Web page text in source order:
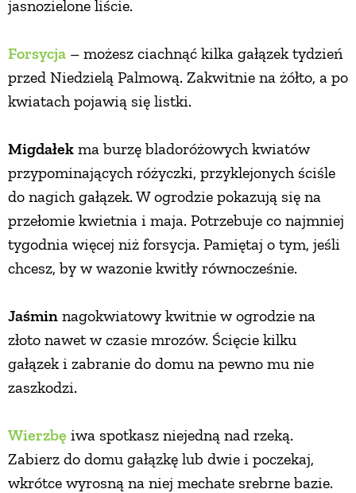
jasnozielone liście.
Forsycja – możesz ciachnąć kilka gałązek tydzień
przed Niedzielą Palmową. Zakwitnie na żółto, a po
kwiatach pojawią się listki.
Migdałek ma burzę bladoróżowych kwiatów
przypominających różyczki, przyklejonych ściśle
do nagich gałązek. W ogrodzie pokazują się na
przełomie kwietnia i maja. Potrzebuje co najmniej
tygodnia więcej niż forsycja. Pamiętaj o tym, jeśli
chcesz, by w wazonie kwitły równocześnie.
Jaśmin nagokwiatowy kwitnie w ogrodzie na
złoto nawet w czasie mrozów. Ścięcie kilku
gałązek i zabranie do domu na pewno mu nie
zaszkodzi.
Wierzbę iwa spotkasz niejedną nad rzeką.
Zabierz do domu gałązkę lub dwie i poczekaj,
wkrótce wyrosną na niej mechate srebrne bazie.